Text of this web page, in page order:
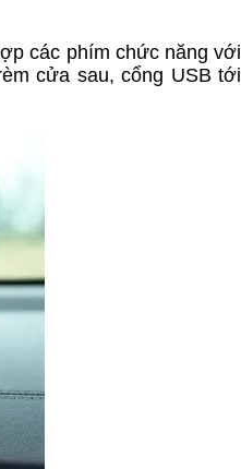
các phím chức năng với
cửa sau, cổng USB tới